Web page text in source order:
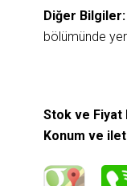
Diğer Bilgiler:
bölümünde
Stok ve
Konum ve